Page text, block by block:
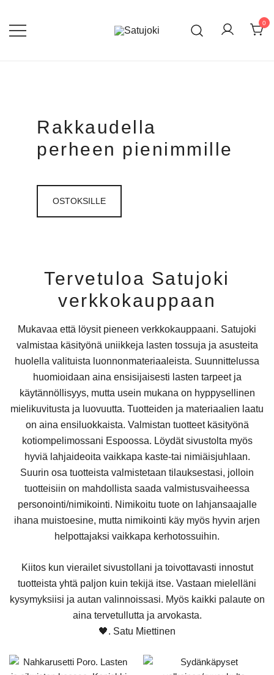
content
0
Rakkaudella
perheen pienimmille
OSTOKSILLE
Tervetuloa Satujoki
verkkokauppaan
Mukavaa että löysit pieneen verkkokauppaani. Satujoki
valmistaa käsityönä uniikkeja lasten tossuja ja asusteita
huolella valituista luonnonmateriaaleista. Suunnittelussa
huomioidaan aina ensisijaisesti lasten tarpeet ja
käytännöllisyys, mutta usein mukana on hyppysellinen
mielikuvitusta ja luovuutta. Tuotteiden ja materiaalien laatu
on aina ensiluokkaista. Valmistan tuotteet käsityönä
kotiompelimossani Espoossa. Löydät sivustolta myös
hyviä lahjaideoita vaikkapa kaste-tai nimiäisjuhlaan.
Suurin osa tuotteista valmistetaan tilauksestasi, jolloin
tuotteisiin on mahdollista saada valmistusvaiheessa
personointi/nimikointi. Nimikoitu tuote on lahjansaajalle
ihana muistoesine, mutta nimikointi käy myös hyvin arjen
helpottajaksi vaikkapa kerhotossuihin.
Kiitos kun vierailet sivustollani ja toivottavasti innostut
tuotteista yhtä paljon kuin tekijä itse. Vastaan mielelläni
kysymyksiisi ja autan valinnoissasi. Myös kaikki palaute on
aina tervetullutta ja arvokasta.
🖤. Satu Miettinen